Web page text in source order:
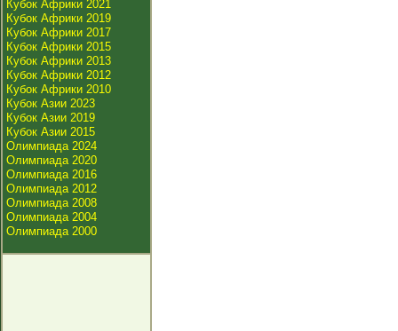
Кубок Африки 2021
Кубок Африки 2019
Кубок Африки 2017
Кубок Африки 2015
Кубок Африки 2013
Кубок Африки 2012
Кубок Африки 2010
Кубок Азии 2023
Кубок Азии 2019
Кубок Азии 2015
Олимпиада 2024
Олимпиада 2020
Олимпиада 2016
Олимпиада 2012
Олимпиада 2008
Олимпиада 2004
Олимпиада 2000